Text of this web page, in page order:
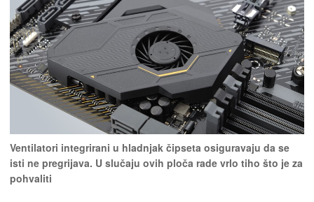
Ventilatori integrirani u hladnjak čipseta osiguravaju da se
isti ne pregrijava. U slučaju ovih ploča rade vrlo tiho što je za
pohvaliti